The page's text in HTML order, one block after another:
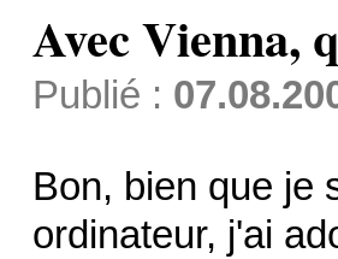
Avec Vienna,
Publié :
Bon, bien que je
ordinateur, j'ai